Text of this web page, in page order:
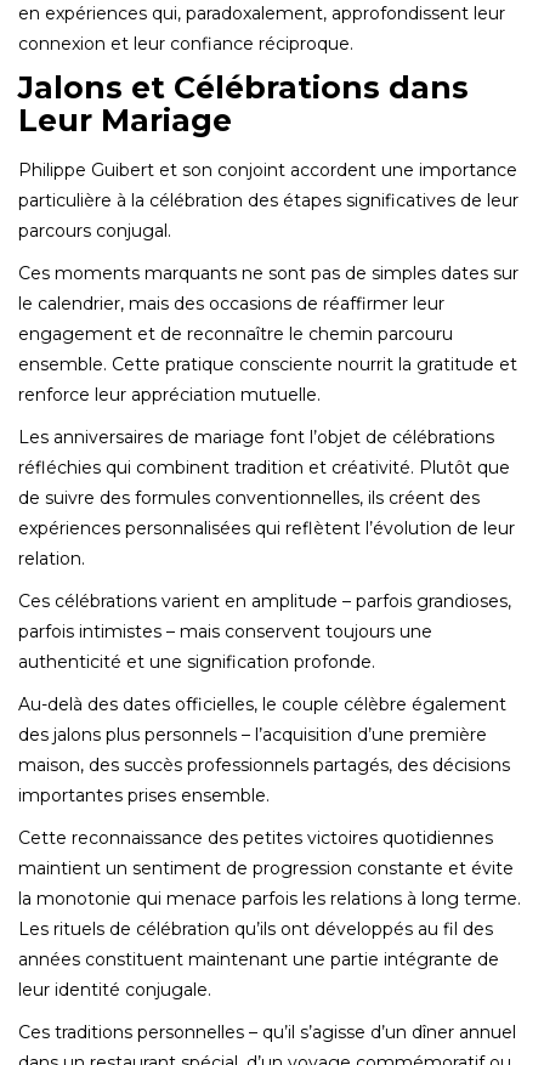
en expériences qui, paradoxalement, approfondissent leur
connexion et leur confiance réciproque.
Jalons et Célébrations dans
Leur Mariage
Philippe Guibert et son conjoint accordent une importance
particulière à la célébration des étapes significatives de leur
parcours conjugal.
Ces moments marquants ne sont pas de simples dates sur
le calendrier, mais des occasions de réaffirmer leur
engagement et de reconnaître le chemin parcouru
ensemble. Cette pratique consciente nourrit la gratitude et
renforce leur appréciation mutuelle.
Les anniversaires de mariage font l’objet de célébrations
réfléchies qui combinent tradition et créativité. Plutôt que
de suivre des formules conventionnelles, ils créent des
expériences personnalisées qui reflètent l’évolution de leur
relation.
Ces célébrations varient en amplitude – parfois grandioses,
parfois intimistes – mais conservent toujours une
authenticité et une signification profonde.
Au-delà des dates officielles, le couple célèbre également
des jalons plus personnels – l’acquisition d’une première
maison, des succès professionnels partagés, des décisions
importantes prises ensemble.
Cette reconnaissance des petites victoires quotidiennes
maintient un sentiment de progression constante et évite
la monotonie qui menace parfois les relations à long terme.
Les rituels de célébration qu’ils ont développés au fil des
années constituent maintenant une partie intégrante de
leur identité conjugale.
Ces traditions personnelles – qu’il s’agisse d’un dîner annuel